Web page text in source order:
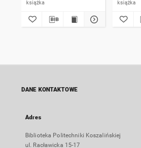
książka
książka
DANE KONTAKTOWE
Adres
Biblioteka Politechniki Koszalińskiej
ul. Racławicka 15-17